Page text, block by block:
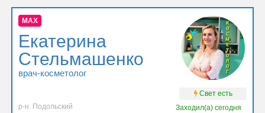
MAX
Екатерина
Стельмашенко
врач-косметолог
Свет есть
р-н. Подольский
Заходил(а)сегодня